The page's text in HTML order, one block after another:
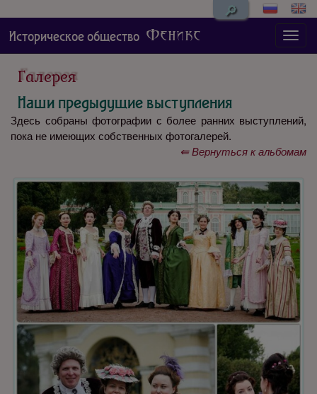
🔎
Историческое общество Феникс
Галерея
Наши предыдущие выступления
Здесь собраны фотографии с более ранних выступлений,
пока не имеющих собственных фотогалерей.
⇚ Вернуться к альбомам